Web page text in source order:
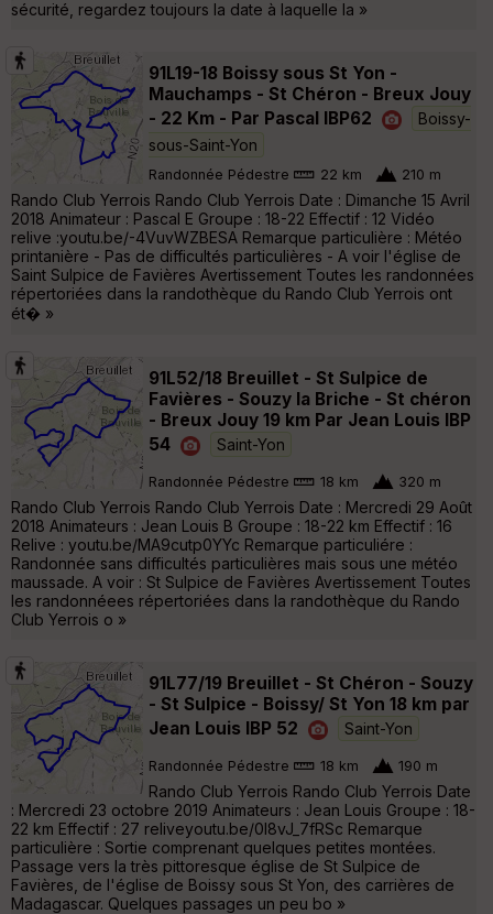
sécurité, regardez toujours la date à laquelle la »
91L19-18 Boissy sous St Yon -
Mauchamps - St Chéron - Breux Jouy
- 22 Km - Par Pascal IBP62
Boissy-
sous-Saint-Yon
Randonnée Pédestre 22 km 210 m
Rando Club Yerrois Rando Club Yerrois Date : Dimanche 15 Avril
2018 Animateur : Pascal E Groupe : 18-22 Effectif : 12 Vidéo
relive :youtu.be/-4VuvWZBESA Remarque particulière : Météo
printanière - Pas de difficultés particulières - A voir l'église de
Saint Sulpice de Favières Avertissement Toutes les randonnées
répertoriées dans la randothèque du Rando Club Yerrois ont
ét� »
91L52/18 Breuillet - St Sulpice de
Favières - Souzy la Briche - St chéron
- Breux Jouy 19 km Par Jean Louis IBP
54
Saint-Yon
Randonnée Pédestre 18 km 320 m
Rando Club Yerrois Rando Club Yerrois Date : Mercredi 29 Août
2018 Animateurs : Jean Louis B Groupe : 18-22 km Effectif : 16
Relive : youtu.be/MA9cutp0YYc Remarque particuliére :
Randonnée sans difficultés particulières mais sous une météo
maussade. A voir : St Sulpice de Favières Avertissement Toutes
les randonnéees répertoriées dans la randothèque du Rando
Club Yerrois o »
91L77/19 Breuillet - St Chéron - Souzy
- St Sulpice - Boissy/ St Yon 18 km par
Jean Louis IBP 52
Saint-Yon
Randonnée Pédestre 18 km 190 m
Rando Club Yerrois Rando Club Yerrois Date
: Mercredi 23 octobre 2019 Animateurs : Jean Louis Groupe : 18-
22 km Effectif : 27 reliveyoutu.be/0l8vJ_7fRSc Remarque
particulière : Sortie comprenant quelques petites montées.
Passage vers la très pittoresque église de St Sulpice de
Favières, de l'église de Boissy sous St Yon, des carrières de
Madagascar. Quelques passages un peu bo »